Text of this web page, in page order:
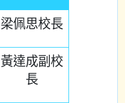
梁佩思校長
黃達成副校
長